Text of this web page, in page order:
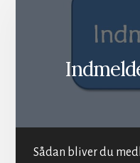
Sådan bliver du